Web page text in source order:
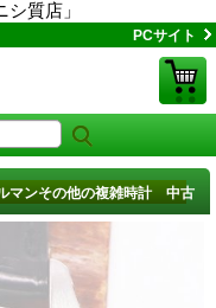
質店」
PCサイト
マンその他の複雑時計 中古